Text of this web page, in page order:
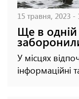
15 травня, 2023 -
Ще в одній
У місцях
інформаційні